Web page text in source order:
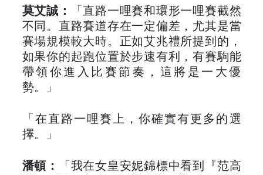
莫艾誠：
「直路一哩賽和環形一哩賽截然
不同。直路賽道存在一定偏差，尤其是當
賽場規模較大時。正如艾兆禮所提到的，
如果你的起跑位置於步速有利，有賽駒能
帶領你進入比賽節奏，這將是一大優
勢。」
「在直路一哩賽上，你確實有更多的選
擇。」
潘頓：
「我在女皇安妮錦標中看到『范高